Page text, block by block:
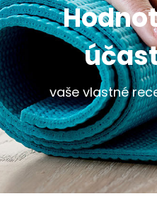
vaše vlastné